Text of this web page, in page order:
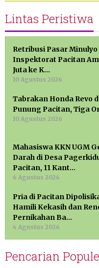
Lintas Peristiwa
Retribusi Pasar
Inspektorat Pacitan
Juta ke K…
10 Agustus 2026
Tabrakan Honda Revo
Punung Pacitan, Tiga
10 Agustus 2026
Mahasiswa KKN UGM
Darah di Desa
Pacitan, 11 Kant…
6 Agustus 2026
Pria di Pacitan
Hamili Kekasih dan
Pernikahan Ba…
4 Agustus 2026
Pencarian